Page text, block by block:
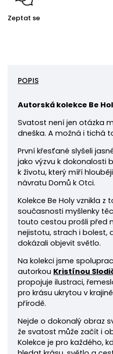
Zeptat se
POPIS
Autorská kolekce Be
Svatost není jen otázka
dneška. A možná i tichá
První křesťané slyšeli
jako výzvu k dokonalosti
k životu, který míří
návratu Domů k Otci.
Kolekce Be Holy vznikla z
současnosti myšlenky
touto cestou prošli před
nejistotu, strach i bolest,
dokázali objevit světlo.
Na kolekci jsme
autorkou Kristínou
propojuje ilustraci,
pro krásu ukrytou v
přírodě.
Nejde o dokonalý obraz
že svatost může začít i
Kolekce je pro každého,